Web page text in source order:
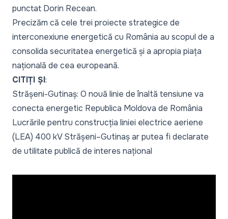
punctat Dorin Recean.
Precizăm că cele trei proiecte strategice de
interconexiune energetică cu România au scopul de a
consolida securitatea energetică și a apropia piața
națională de cea europeană.
CITIȚI ȘI:
Strășeni-Gutinaș: O nouă linie de înaltă tensiune va
conecta energetic Republica Moldova de România
Lucrările pentru construcția liniei electrice aeriene
(LEA) 400 kV Strășeni–Gutinaș ar putea fi declarate
de utilitate publică de interes național